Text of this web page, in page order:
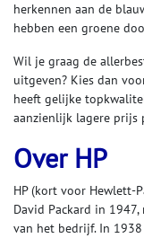
herkennen aan de
hebben een groene
Wil je graag de
uitgeven? Kies dan
heeft gelijke
aanzienlijk lagere prijs
Over HP
HP (kort voor Hewlett-
David Packard in
van het bedrijf. In